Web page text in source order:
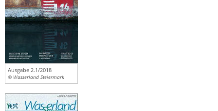
Ausgabe 2.1/2018
© Wasserland Steiermark